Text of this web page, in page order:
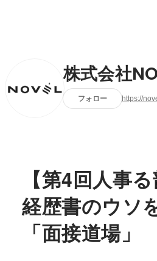
株式会社
フォロー https://
【第4回人事
経歴書のウソ
「面接道場」